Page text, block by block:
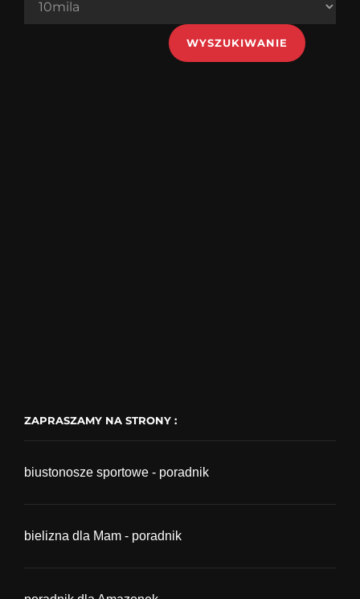
ZAPRASZAMY NA STRONY :
biustonosze sportowe - poradnik
bielizna dla Mam - poradnik